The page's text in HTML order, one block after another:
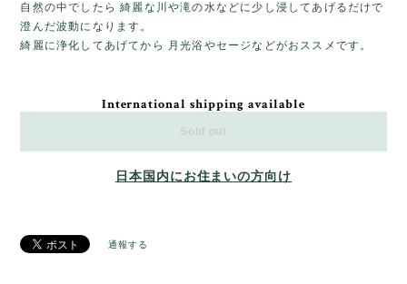
自然の中でしたら 綺麗な川や滝の水などに少し浸してあげるだけで
澄んだ波動になります。
綺麗に浄化してあげてから 月光浴やセージなどがおススメです。
International shipping available
Sold out
日本国内にお住まいの方向け
通報する